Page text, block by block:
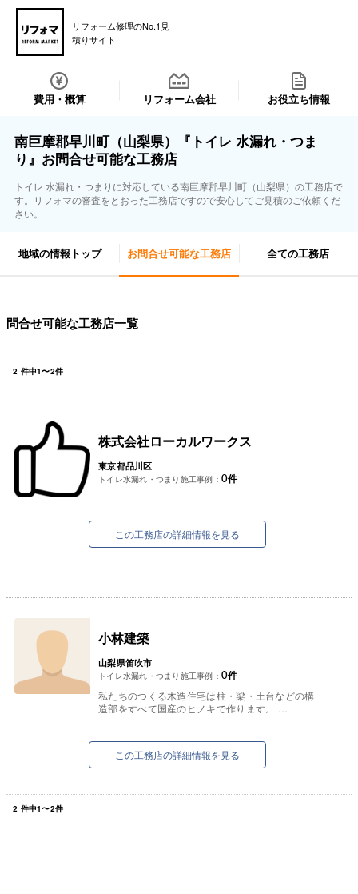
リフォーム修理のNo.1見
積りサイト
費用・概算 リフォーム会社 お役立ち情報
南巨摩郡早川町（山梨県）『トイレ 水漏れ・つま
り』お問合せ可能な工務店
トイレ 水漏れ・つまりに対応している南巨摩郡早川町（山梨県）の工務店で
す。リフォマの審査をとおった工務店ですので安心してご見積のご依頼くだ
さい。
地域の情報トップ お問合せ可能な工務店 全ての工務店
問合せ可能な工務店一覧
2 件中1〜2件
株式会社ローカルワークス
東京都品川区
トイレ水漏れ・つまり施工事例： 0件
この工務店の詳細情報を見る
小林建築
山梨県笛吹市
トイレ水漏れ・つまり施工事例： 0件
私たちのつくる木造住宅は柱・梁・土台などの構
造部をすべて国産のヒノキで作ります。
この工務店の詳細情報を見る
2 件中1〜2件